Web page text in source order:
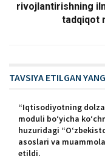
rivojlantirishning
tadqiqot
TAVSIYA ETILGAN
“Iqtisodiyotning
moduli boʻyicha
huzuridagi
asoslari va
etildi.